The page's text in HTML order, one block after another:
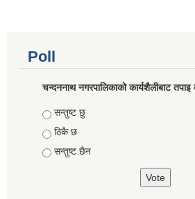
Poll
चन्दननाथ नगरपालिकाको कार्यशैलीबाट
Choices
सन्तुष्ट छु
ठिकै छ
सन्तुष्ट छैन